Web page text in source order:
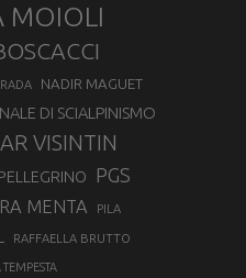
MOIOLI
NADIR MAGUET
DI SCIALPINISMO
VISINTIN
PGS
MENTA PILA
RAFFAELLA BRUTTO